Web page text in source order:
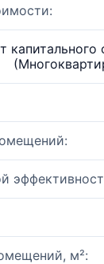
капитального
м²: